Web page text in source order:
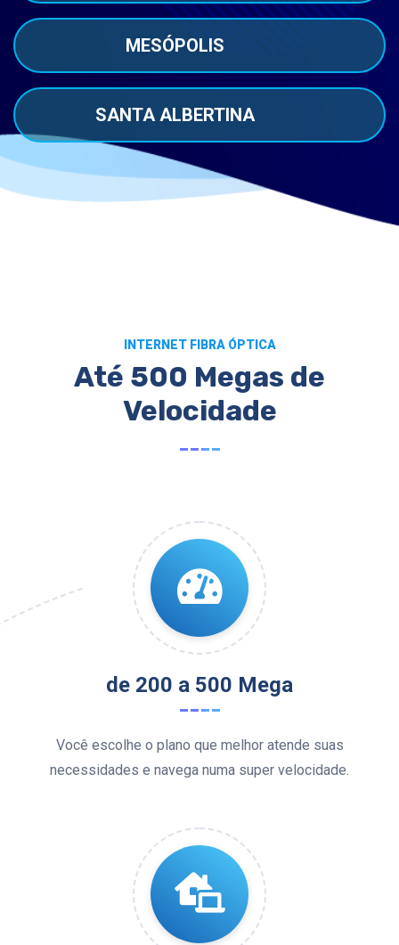
MESÓPOLIS
SANTA ALBERTINA
INTERNET FIBRA ÓPTICA
Até 500 Megas de
Velocidade
de 200 a 500 Mega
Você escolhe o plano que melhor atende suas
necessidades e navega numa super velocidade.